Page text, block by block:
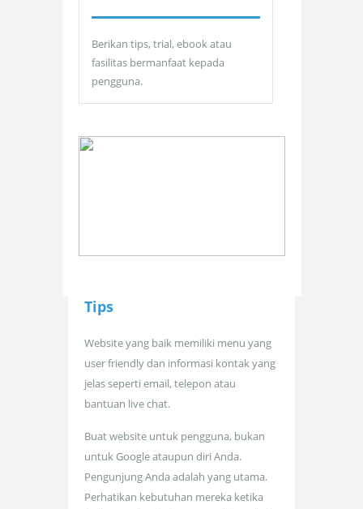
Berikan tips, trial, ebook atau
fasilitas bermanfaat kepada
pengguna.
Tips
Website yang baik memiliki menu yang
user friendly dan informasi kontak yang
jelas seperti email, telepon atau
bantuan live chat.
Buat website untuk pengguna, bukan
untuk Google ataupun diri Anda.
Pengunjung Anda adalah yang utama.
Perhatikan kebutuhan mereka ketika